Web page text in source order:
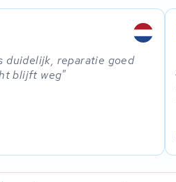
duidelijk, reparatie goed
blijft weg